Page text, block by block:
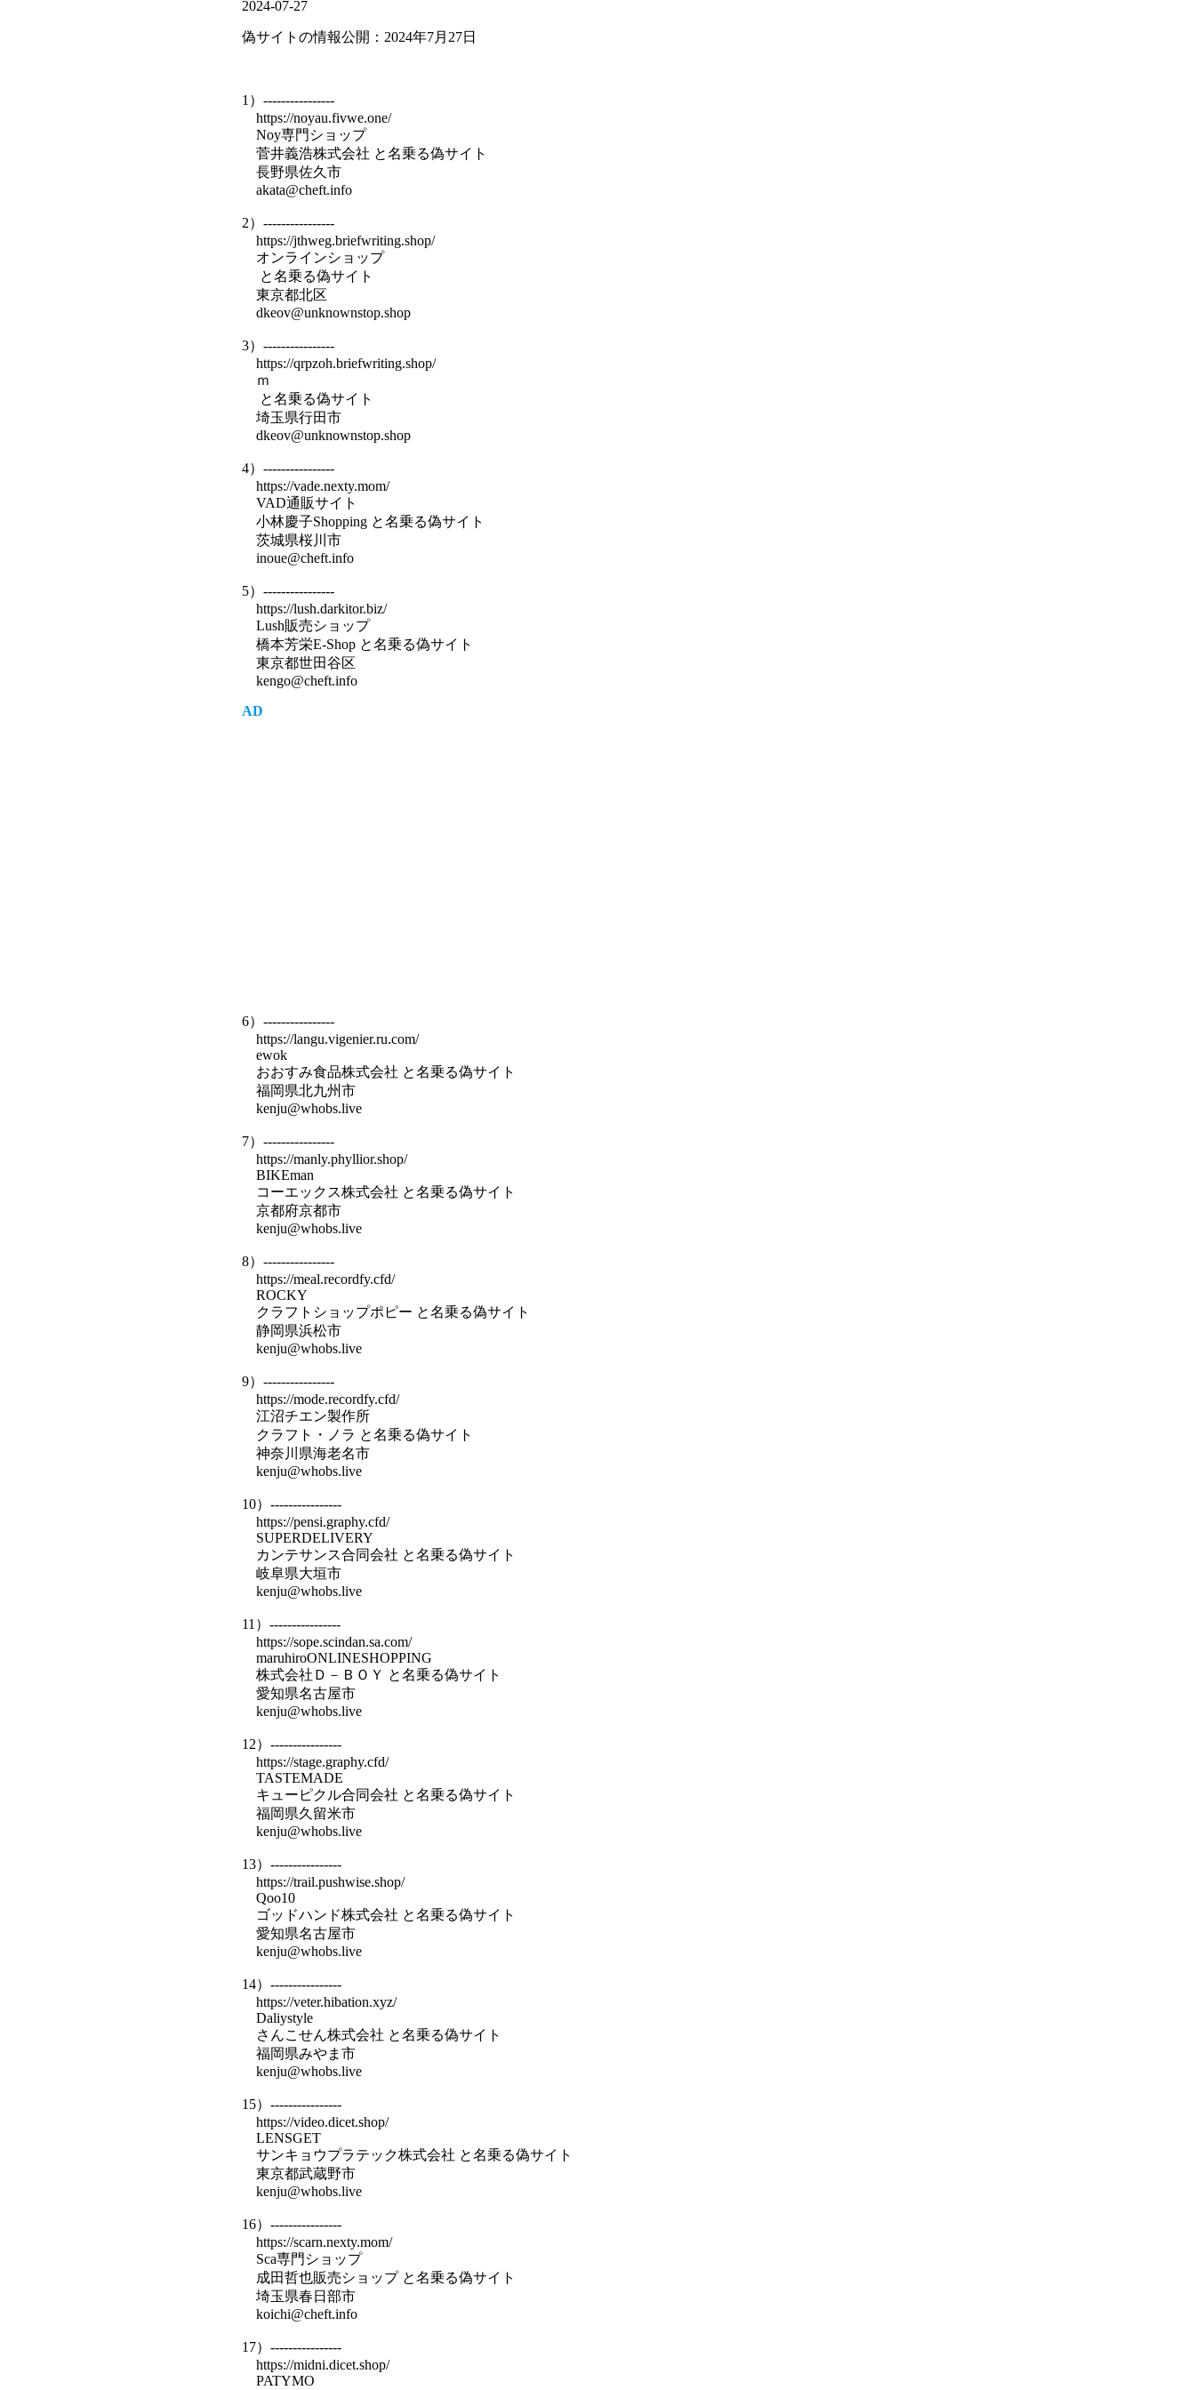
2024-07-27
偽サイトの情報公開：2024年7月27日
1）----------------
https://noyau.fivwe.one/
Noy専門ショップ
菅井義浩株式会社 と名乗る偽サイト
長野県佐久市
akata@cheft.info
2）----------------
https://jthweg.briefwriting.shop/
オンラインショップ
と名乗る偽サイト
東京都北区
dkeov@unknownstop.shop
3）----------------
https://qrpzoh.briefwriting.shop/
ｍ
と名乗る偽サイト
埼玉県行田市
dkeov@unknownstop.shop
4）----------------
https://vade.nexty.mom/
VAD通販サイト
小林慶子Shopping と名乗る偽サイト
茨城県桜川市
inoue@cheft.info
5）----------------
https://lush.darkitor.biz/
Lush販売ショップ
橋本芳栄E-Shop と名乗る偽サイト
東京都世田谷区
kengo@cheft.info
AD
6）----------------
https://langu.vigenier.ru.com/
ewok
おおすみ食品株式会社 と名乗る偽サイト
福岡県北九州市
kenju@whobs.live
7）----------------
https://manly.phyllior.shop/
BIKEman
コーエックス株式会社 と名乗る偽サイト
京都府京都市
kenju@whobs.live
8）----------------
https://meal.recordfy.cfd/
ROCKY
クラフトショップポピー と名乗る偽サイト
静岡県浜松市
kenju@whobs.live
9）----------------
https://mode.recordfy.cfd/
江沼チエン製作所
クラフト・ノラ と名乗る偽サイト
神奈川県海老名市
kenju@whobs.live
10）----------------
https://pensi.graphy.cfd/
SUPERDELIVERY
カンテサンス合同会社 と名乗る偽サイト
岐阜県大垣市
kenju@whobs.live
11）----------------
https://sope.scindan.sa.com/
maruhiroONLINESHOPPING
株式会社Ｄ－ＢＯＹ と名乗る偽サイト
愛知県名古屋市
kenju@whobs.live
12）----------------
https://stage.graphy.cfd/
TASTEMADE
キューピクル合同会社 と名乗る偽サイト
福岡県久留米市
kenju@whobs.live
13）----------------
https://trail.pushwise.shop/
Qoo10
ゴッドハンド株式会社 と名乗る偽サイト
愛知県名古屋市
kenju@whobs.live
14）----------------
https://veter.hibation.xyz/
Daliystyle
さんこせん株式会社 と名乗る偽サイト
福岡県みやま市
kenju@whobs.live
15）----------------
https://video.dicet.shop/
LENSGET
サンキョウプラテック株式会社 と名乗る偽サイト
東京都武蔵野市
kenju@whobs.live
16）----------------
https://scarn.nexty.mom/
Sca専門ショップ
成田哲也販売ショップ と名乗る偽サイト
埼玉県春日部市
koichi@cheft.info
17）----------------
https://midni.dicet.shop/
PATYMO